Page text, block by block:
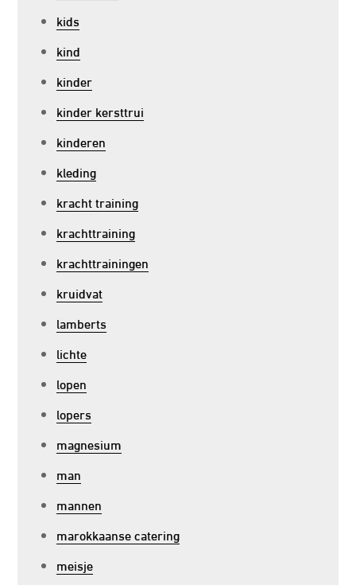
kids
kind
kinder
kinder kersttrui
kinderen
kleding
kracht training
krachttraining
krachttrainingen
kruidvat
lamberts
lichte
lopen
lopers
magnesium
man
mannen
marokkaanse catering
meisje